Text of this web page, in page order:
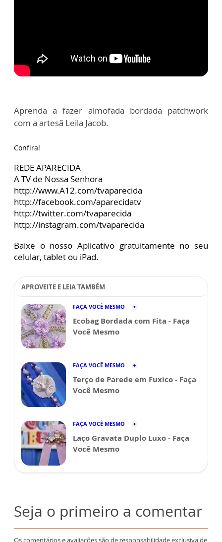
Aprenda a fazer almofada bordada patchwork
com a artesã Leila Jacob.
Confira!
REDE APARECIDA
A TV de Nossa Senhora
http://www.A12.com/tvaparecida
http://facebook.com/aparecidatv
http://twitter.com/tvaparecida
http://instagram.com/tvaparecida
Baixe o nosso Aplicativo gratuitamente no seu
celular, tablet ou iPad.
APROVEITE E LEIA TAMBÉM
FAÇA VOCÊ MESMO
Ecobag Bordada com Fita - Faça
Você Mesmo
FAÇA VOCÊ MESMO
Terço de Parede em Fuxico - Faça
Você Mesmo
FAÇA VOCÊ MESMO
Laço Gravata Duplo Luxo - Faça
Você Mesmo
Seja o primeiro a comentar
Os comentários e avaliações são de responsabilidade exclusiva de